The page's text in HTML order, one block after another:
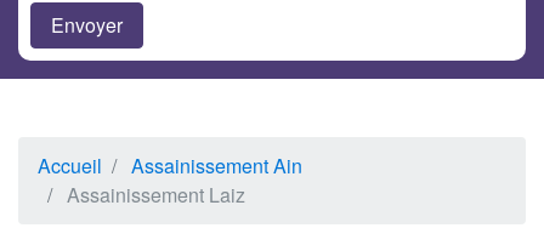
Accueil
Assainissement Ain
Assainissement Laiz